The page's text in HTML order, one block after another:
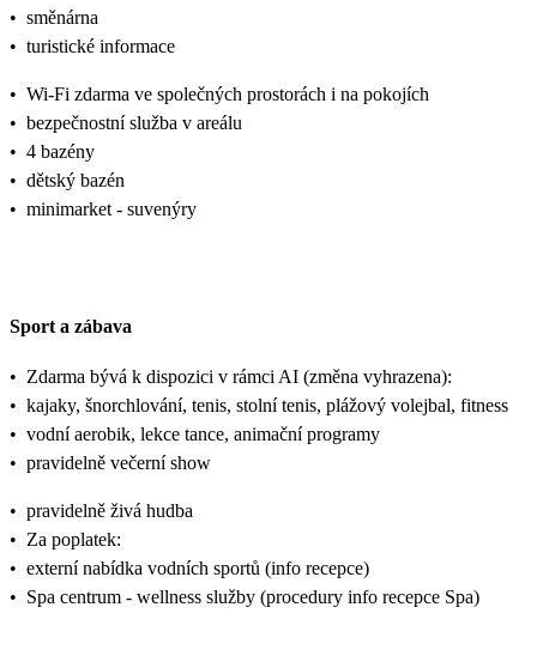
• směnárna
• turistické informace
• Wi-Fi zdarma ve společných prostorách i na pokojích
• bezpečnostní služba v areálu
• 4 bazény
• dětský bazén
• minimarket - suvenýry
Sport a zábava
• Zdarma bývá k dispozici v rámci AI (změna vyhrazena):
• kajaky, šnorchlování, tenis, stolní tenis, plážový volejbal, fitness
• vodní aerobik, lekce tance, animační programy
• pravidelně večerní show
• pravidelně živá hudba
• Za poplatek:
• externí nabídka vodních sportů (info recepce)
• Spa centrum - wellness služby (procedury info recepce Spa)